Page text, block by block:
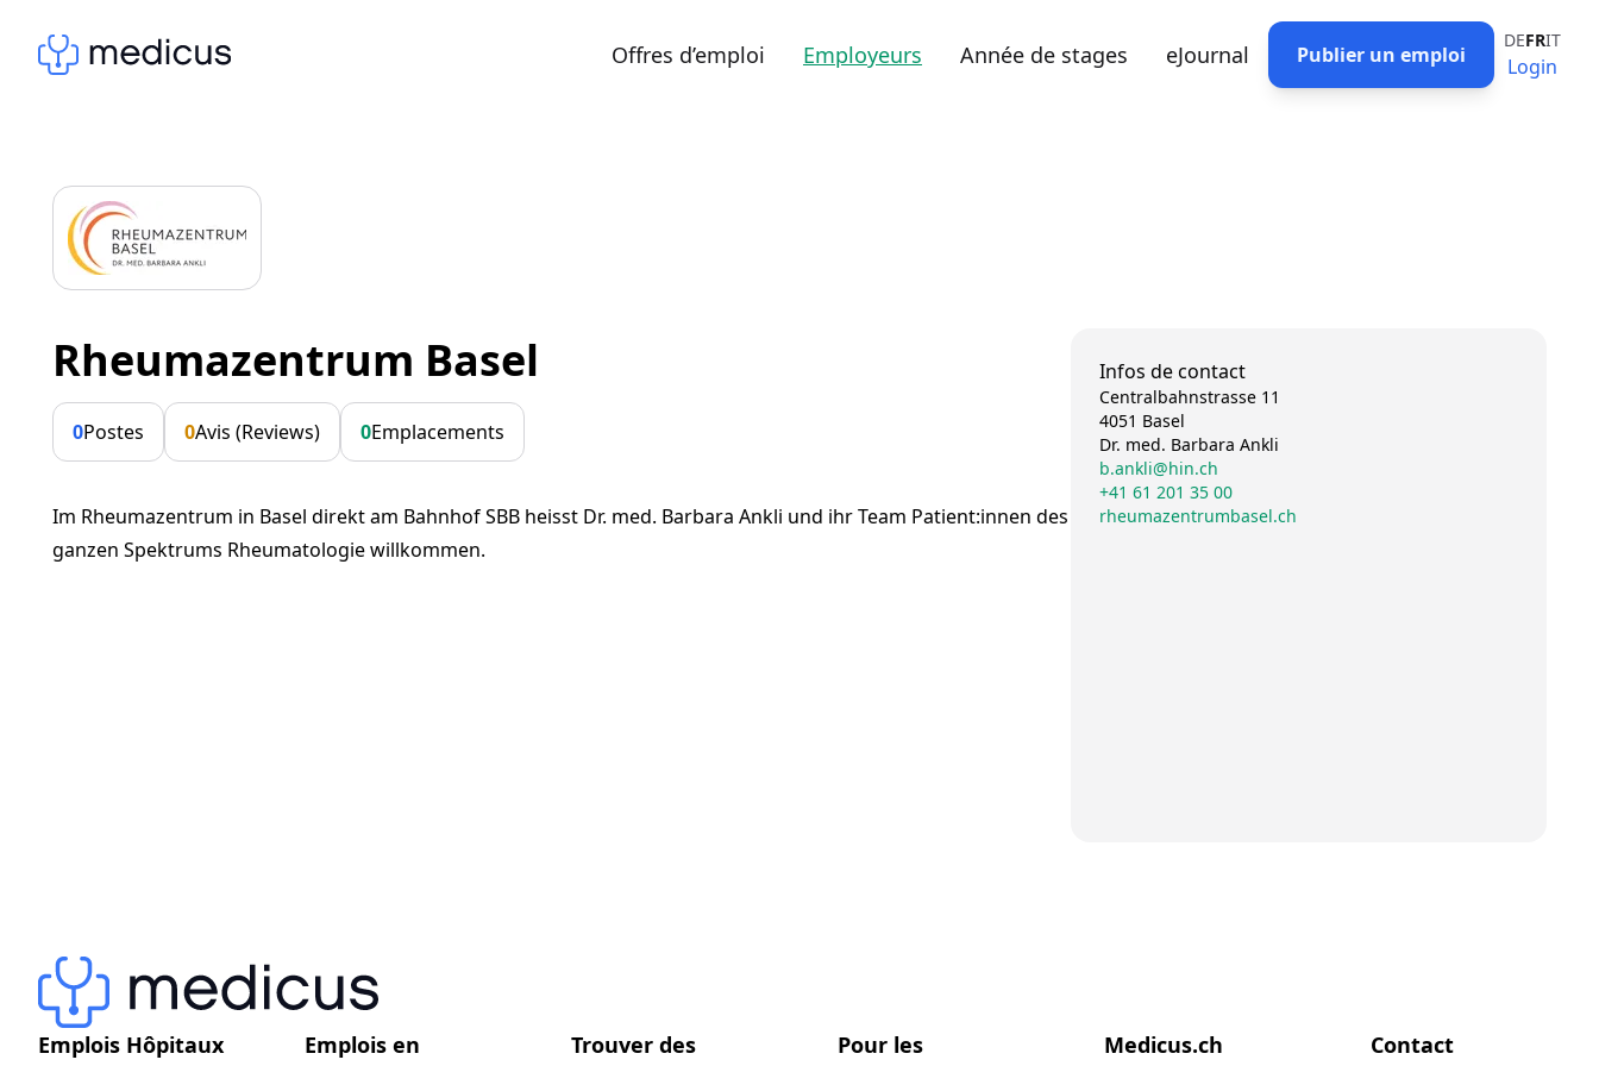
Offres d’emploi Employeurs Année de stages eJournal Publier un emploi
DEFRIT
Login
Rheumazentrum Basel
0Postes 0Avis (Reviews) 0Emplacements
Im Rheumazentrum in Basel direkt am Bahnhof SBB heisst Dr. med. Barbara Ankli und ihr Team Patient:innen des
ganzen Spektrums Rheumatologie willkommen.
Infos de contact
Centralbahnstrasse 11
4051 Basel
Dr. med. Barbara Ankli
b.ankli@hin.ch
+41 61 201 35 00
rheumazentrumbasel.ch
Emplois Hôpitaux
Emplois en
Trouver des
Pour les
Medicus.ch
Contact